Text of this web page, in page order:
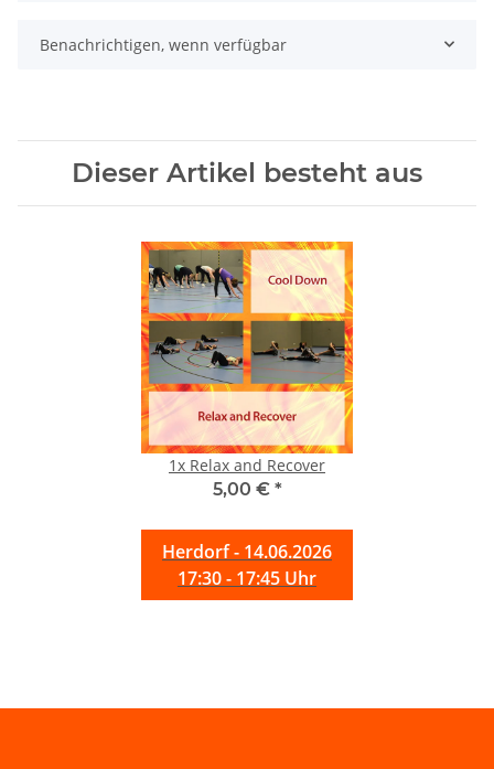
Benachrichtigen, wenn verfügbar
Dieser Artikel besteht aus
1x Relax and Recover
5,00 € *
Herdorf - 14.06.2026
17:30 - 17:45 Uhr